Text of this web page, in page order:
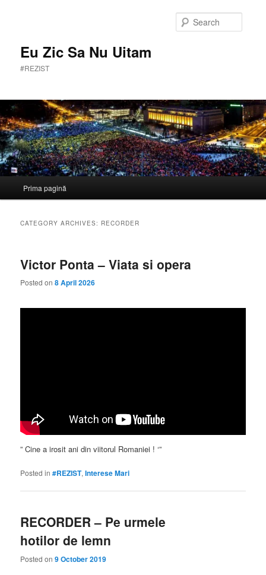
Eu Zic Sa Nu Uitam
#REZIST
Prima pagină
CATEGORY ARCHIVES: RECORDER
Victor Ponta – Viata si opera
Posted on8 April 2026
” Cine a irosit ani din viitorul Romaniei ! ‘”
Posted in #REZIST,Interese Mari
RECORDER – Pe urmele
hotilor de lemn
Posted on9 October 2019